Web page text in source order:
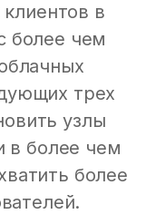
в
более чем
трех
узлы
в более чем
более